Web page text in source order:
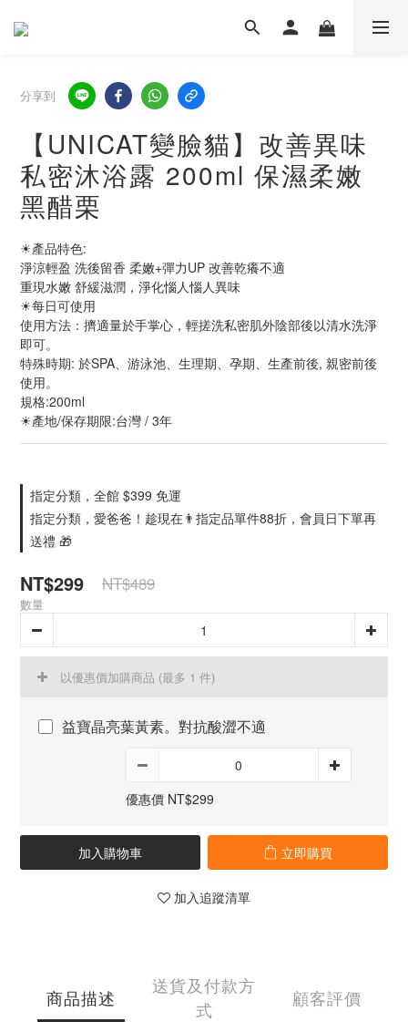
分享到
【UNICAT變臉貓】改善異味
私密沐浴露 200ml 保濕柔嫩
黑醋栗
☀產品特色:
淨涼輕盈 洗後留香 柔嫩+彈力UP 改善乾癢不適
重現水嫩 舒緩滋潤，淨化惱人惱人異味
☀每日可使用
使用方法：擠適量於手掌心，輕搓洗私密肌外陰部後以清水洗淨
即可。
特殊時期: 於SPA、游泳池、生理期、孕期、生產前後, 親密前後
使用。
規格:200ml
☀產地/保存期限:台灣 / 3年
指定分類，全館 $399 免運
指定分類，愛爸爸！趁現在👨指定品單件88折，會員日下單再
送禮 🎁
NT$299 NT$489
數量
以優惠價加購商品 (最多 1 件)
益寶晶亮葉黃素。對抗酸澀不適
優惠價 NT$299
加入購物車 立即購買
加入追蹤清單
商品描述
送貨及付款方
式
顧客評價